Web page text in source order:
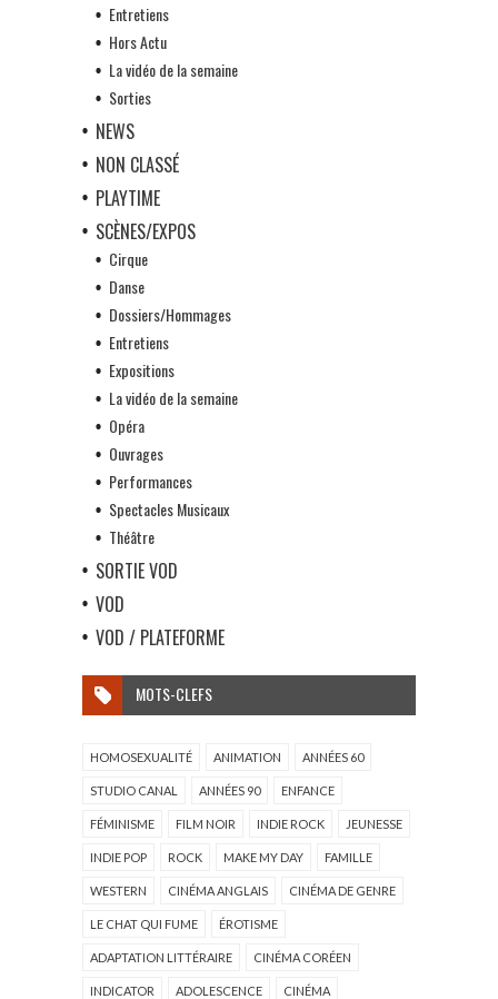
Entretiens
Hors Actu
La vidéo de la semaine
Sorties
NEWS
NON CLASSÉ
PLAYTIME
SCÈNES/EXPOS
Cirque
Danse
Dossiers/Hommages
Entretiens
Expositions
La vidéo de la semaine
Opéra
Ouvrages
Performances
Spectacles Musicaux
Théâtre
SORTIE VOD
VOD
VOD / PLATEFORME
MOTS-CLEFS
HOMOSEXUALITÉ ANIMATION ANNÉES 60
STUDIO CANAL ANNÉES 90 ENFANCE
FÉMINISME FILM NOIR INDIE ROCK JEUNESSE
INDIE POP ROCK MAKE MY DAY FAMILLE
WESTERN CINÉMA ANGLAIS CINÉMA DE GENRE
LE CHAT QUI FUME ÉROTISME
ADAPTATION LITTÉRAIRE CINÉMA CORÉEN
INDICATOR ADOLESCENCE CINÉMA